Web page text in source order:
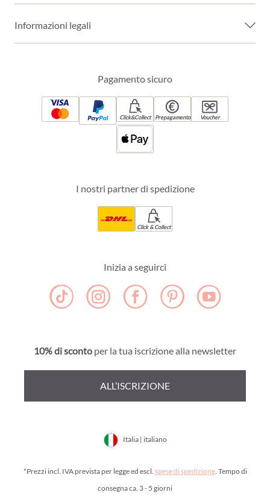
Informazioni legali
Pagamento sicuro
Click&Collect Prepagamento Voucher
I nostri partner di spedizione
Click & Collect
Inizia a seguirci
10% di sconto per la tua iscrizione alla newsletter
ALL’ISCRIZIONE
Italia | italiano
*Prezzi incl. IVA prevista per legge ed escl. spese di spedizione. Tempo di
consegna ca. 3 - 5 giorni